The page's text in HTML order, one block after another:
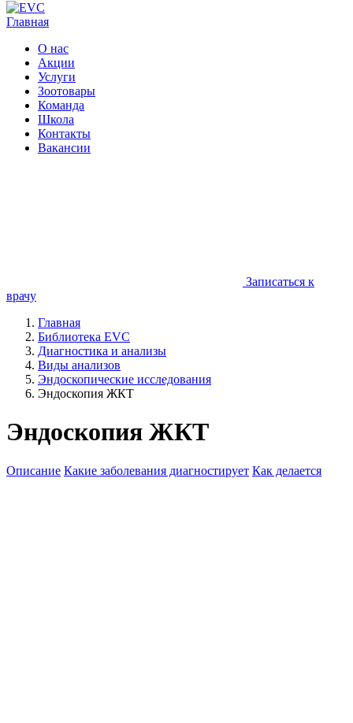
Главная
О нас
Акции
Услуги
Зоотовары
Команда
Школа
Контакты
Вакансии
Записаться к
врачу
Главная
Библиотека EVC
Диагностика и анализы
Виды анализов
Эндоскопические исследования
Эндоскопия ЖКТ
Эндоскопия ЖКТ
Описание Какие заболевания диагностирует Как делается